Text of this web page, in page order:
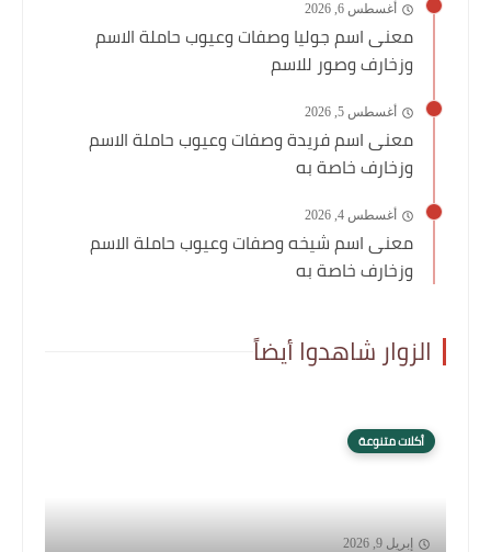
أغسطس 6, 2026
معنى اسم جوليا وصفات وعيوب حاملة الاسم
وزخارف وصور للاسم
أغسطس 5, 2026
معنى اسم فريدة وصفات وعيوب حاملة الاسم
وزخارف خاصة به
أغسطس 4, 2026
معنى اسم شيخه وصفات وعيوب حاملة الاسم
وزخارف خاصة به
الزوار شاهدوا أيضاً
أكلات متنوعة
إبريل 9, 2026